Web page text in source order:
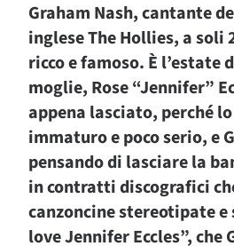
Graham Nash, cantante
inglese The Hollies, a soli
ricco e famoso. È l’estate
moglie, Rose “Jennifer”
appena lasciato, perché
immaturo e poco serio, e
pensando di lasciare la
in contratti discografici
canzoncine stereotipate e
love Jennifer Eccles”, che